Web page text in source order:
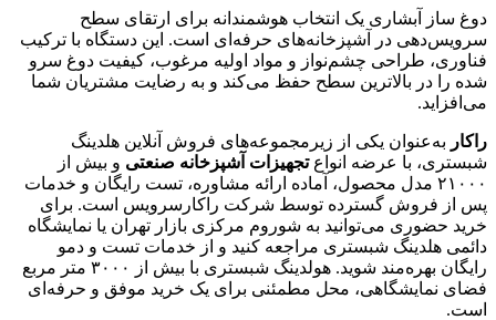
دوغ ساز آبشاری یک انتخاب هوشمندانه برای ارتقای سطح
سرویس‌دهی در آشپزخانه‌های حرفه‌ای است. این دستگاه با ترکیب
فناوری، طراحی چشم‌نواز و مواد اولیه مرغوب، کیفیت دوغ سرو
شده را در بالاترین سطح حفظ می‌کند و به رضایت مشتریان شما
می‌افزاید.
راکار به‌عنوان یکی از زیرمجموعه‌های فروش آنلاین هلدینگ
شبستری، با عرضه انواعتجهیزات آشپزخانه صنعتی و بیش از
۲۱۰۰۰ مدل محصول، آماده ارائه مشاوره، تست رایگان و خدمات
پس از فروش گسترده توسط شرکت راکارسرویس است. برای
خرید حضوری می‌توانید به شوروم مرکزی بازار تهران یا نمایشگاه
دائمی هلدینگ شبستری مراجعه کنید و از خدمات تست و دمو
رایگان بهره‌مند شوید. هولدینگ شبستری با بیش از ۳۰۰۰ متر مربع
فضای نمایشگاهی، محل مطمئنی برای یک خرید موفق و حرفه‌ای
است.